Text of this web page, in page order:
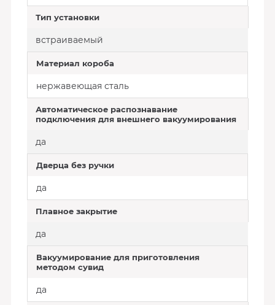
Тип установки
встраиваемый
Материал короба
нержавеющая сталь
Автоматическое распознавание
подключения для внешнего вакуумирования
да
Дверца без ручки
да
Плавное закрытие
да
Вакуумирование для приготовления
методом сувид
да